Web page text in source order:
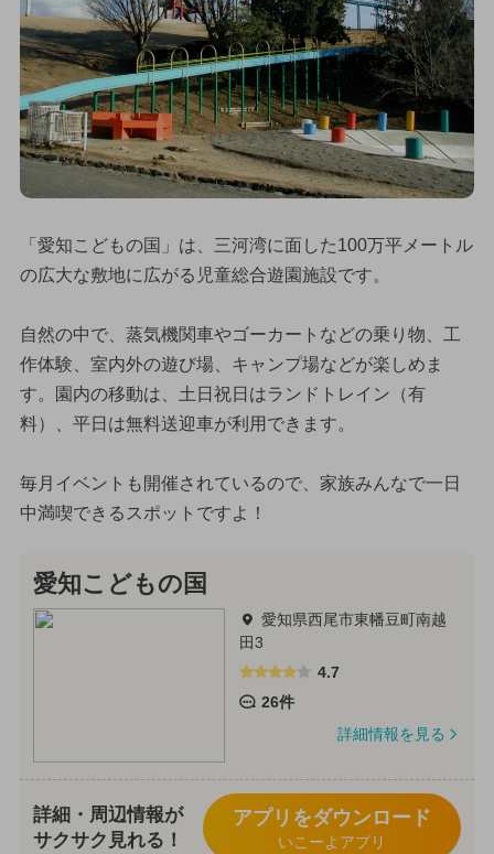
「愛知こどもの国」は、三河湾に面した100万平メートル
の広大な敷地に広がる児童総合遊園施設です。
自然の中で、蒸気機関車やゴーカートなどの乗り物、工
作体験、室内外の遊び場、キャンプ場などが楽しめま
す。園内の移動は、土日祝日はランドトレイン（有
料）、平日は無料送迎車が利用できます。
毎月イベントも開催されているので、家族みんなで一日
中満喫できるスポットですよ！
愛知こどもの国
愛知県西尾市東幡豆町南越
田3
4.7
26件
詳細情報を見る
詳細・周辺情報が
サクサク見れる！
アプリをダウンロード
いこーよアプリ